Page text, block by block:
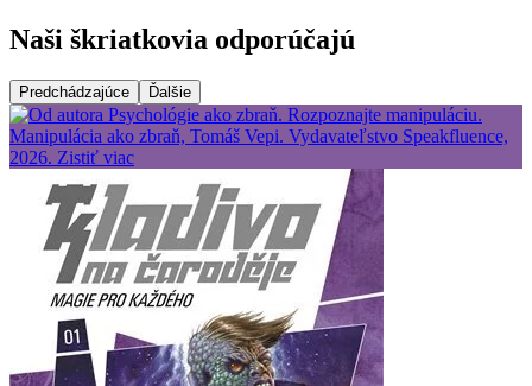
Naši škriatkovia odporúčajú
Predchádzajúce Ďalšie